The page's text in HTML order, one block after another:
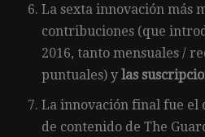
La sexta innovación más
contribuciones (que
2016, tanto mensuales /
puntuales) y las
La innovación final fue el
de contenido de The